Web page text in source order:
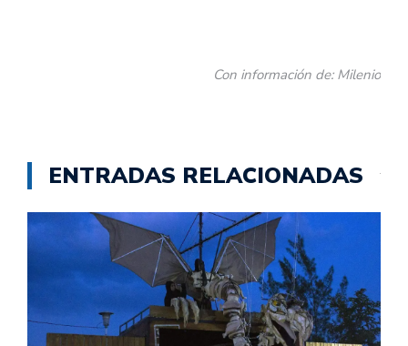
Con información de: Milenio
ENTRADAS RELACIONADAS